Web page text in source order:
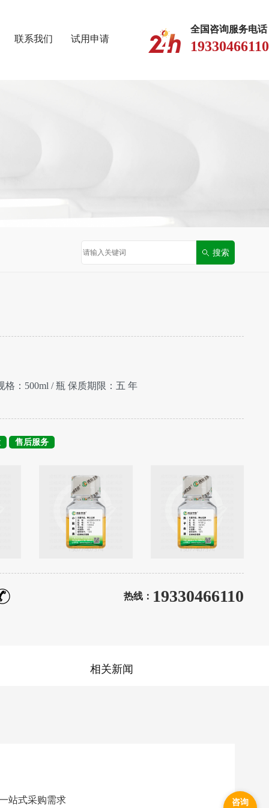
咨询
联系我们 试用申请
全国咨询服务电话
19330466110
格：500ml / 瓶 保质期限：五 年
售后服务
热线： 19330466110
相关新闻
站式采购需求